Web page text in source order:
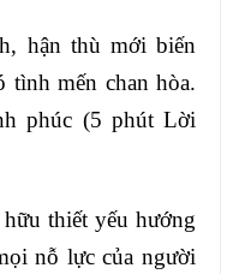
hận thù mới biến
mến chan hòa.
phúc (5 phút Lời
thiết yếu hướng
nỗ lực của người